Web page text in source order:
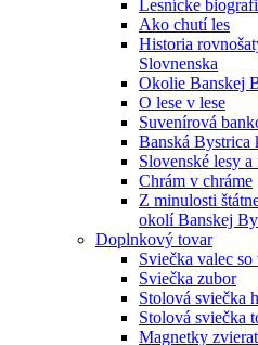
Lesnícke
Ako chutí les
Historia
Slovnenska
Okolie Banskej
O lese v lese
Suvenírová
Banská Bystrica
Slovenské lesy
Chrám v chráme
Z minulosti
okolí Banskej
Doplnkový tovar
Sviečka valec
Sviečka zubor
Stolová sviečka
Stolová sviečka
Magnetky